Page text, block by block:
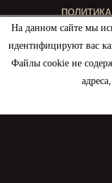
На данном сайте мы
идентифицируют вас
Файлы cookie не
ПОЛИТИКА